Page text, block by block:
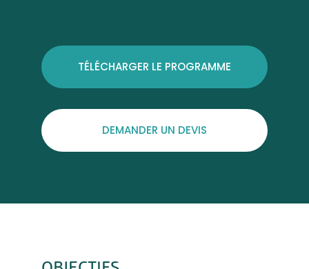
TÉLÉCHARGER LE PROGRAMME
DEMANDER UN DEVIS